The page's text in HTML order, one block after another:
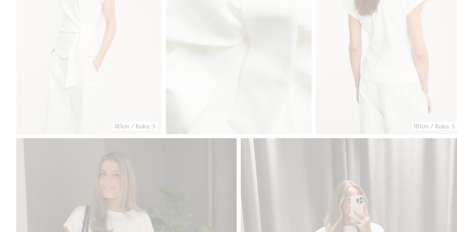
181cm / Koko: S 181cm / Koko: S